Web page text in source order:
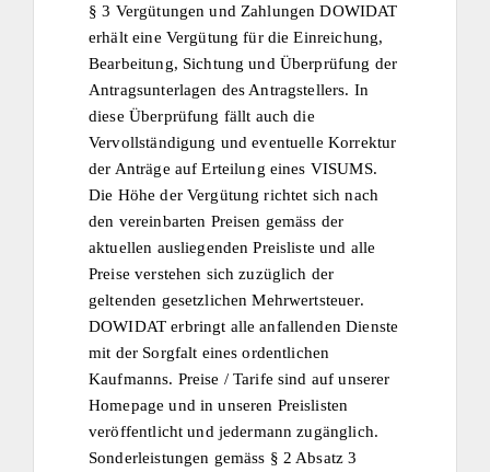
§ 3 Vergütungen und Zahlungen DOWIDAT
erhält eine Vergütung für die Einreichung,
Bearbeitung, Sichtung und Überprüfung der
Antragsunterlagen des Antragstellers. In
diese Überprüfung fällt auch die
Vervollständigung und eventuelle Korrektur
der Anträge auf Erteilung eines VISUMS.
Die Höhe der Vergütung richtet sich nach
den vereinbarten Preisen gemäss der
aktuellen ausliegenden Preisliste und alle
Preise verstehen sich zuzüglich der
geltenden gesetzlichen Mehrwertsteuer.
DOWIDAT erbringt alle anfallenden Dienste
mit der Sorgfalt eines ordentlichen
Kaufmanns. Preise / Tarife sind auf unserer
Homepage und in unseren Preislisten
veröffentlicht und jedermann zugänglich.
Sonderleistungen gemäss § 2 Absatz 3